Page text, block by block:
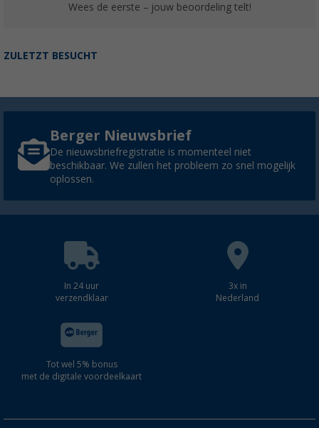
Wees de eerste – jouw beoordeling telt!
ZULETZT BESUCHT
Berger Nieuwsbrief
De nieuwsbriefregistratie is momenteel niet
beschikbaar. We zullen het probleem zo snel mogelijk
oplossen.
In 24 uur
verzendklaar
3x in
Nederland
Tot wel 5% bonus
met de digitale voordeelkaart